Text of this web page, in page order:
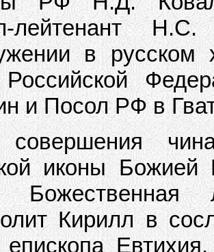
лейтенант
в
и Посол РФ в
совершения
иконы
Божественная
Кирилл в